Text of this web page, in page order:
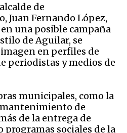
de
Juan Fernando López,
una posible campaña
de Aguilar, se
en perfiles de
periodistas y medios de
municipales, como la
de
de la entrega de
programas sociales de la